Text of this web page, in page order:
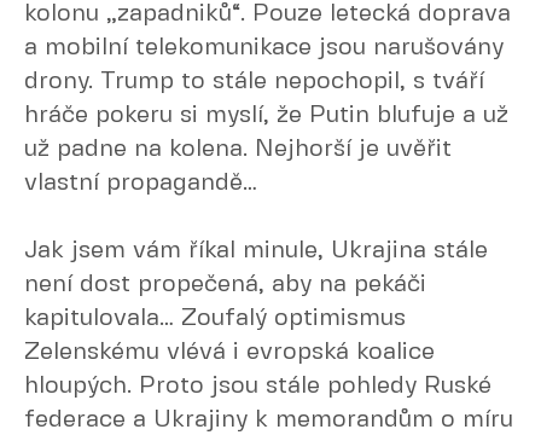
kolonu „zapadniků“. Pouze letecká doprava
a mobilní telekomunikace jsou narušovány
drony. Trump to stále nepochopil, s tváří
hráče pokeru si myslí, že Putin blufuje a už
už padne na kolena. Nejhorší je uvěřit
vlastní propagandě…
Jak jsem vám říkal minule, Ukrajina stále
není dost propečená, aby na pekáči
kapitulovala… Zoufalý optimismus
Zelenskému vlévá i evropská koalice
hloupých. Proto jsou stále pohledy Ruské
federace a Ukrajiny k memorandům o míru